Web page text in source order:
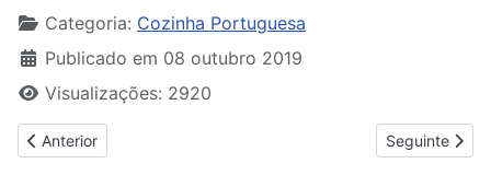
Categoria: Cozinha Portuguesa
Publicado em 08 outubro 2019
Visualizações: 2920
Artigo anterior: Gastronomia Portuense
Anterior Artigo
Seguinte